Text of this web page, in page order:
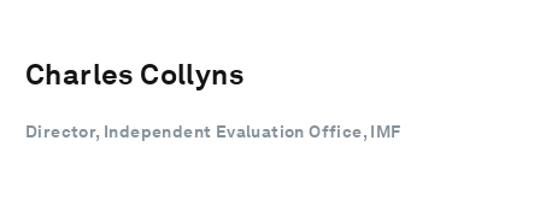
Charles Collyns
Director, Independent Evaluation Office, IMF